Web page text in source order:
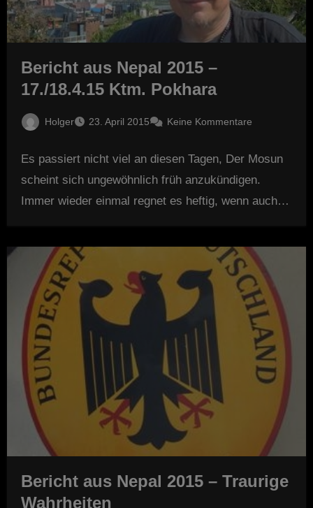
Bericht aus Nepal 2015 –
17./18.4.15 Ktm. Pokhara
Holger 23. April 2015 Keine Kommentare
Es passiert nicht viel an diesen Tagen, Der Mosun
scheint sich ungewöhnlich früh anzukündigen.
Immer wieder einmal regnet es heftig, wenn auch…
Bericht aus Nepal 2015 – Traurige
Wahrheiten